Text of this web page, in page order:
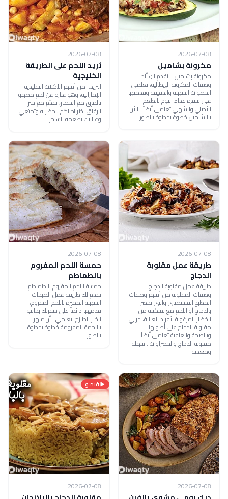
2026-07-08
مكرونة بشاميل
مكرونة بشاميل .. نقدم لكِ ألذ
وصفات المكرونة الإيطالية، تعلمي
الخطوات السهلة والدقيقة وقدميها
على سفرة غداء اليوم بالطعم
الأصلي والشهي تعلمي أيضاً: الأرز
بالبشاميل خطوة بخطوة بالصور
2026-07-08
ثريد اللحم على الطريقة
الخليجية
الثريد.. من أشهر الأكلات التقليدية
الإماراتية، وهو عبارة عن لحم مطهو
بالمرق مع الخضار، يقدّم مع خبز
الرقاق اخترناه لكم ، حضريه وتمتعي
وعائلتك بطعمه الساحر
2026-07-08
طريقة عمل مقلوبة
الدجاج
طريقة عمل مقلوبة الدجاج ...
وصفات المقلوبة من أشهر وصفات
المطبخ الفلسطيني والتي تحضر
بالدجاج أو اللحم مع تشكيلة من
الخضار المرغوبة لأفراد العائلة، جربي
مقلوبة الدجاج على أصولها ...
وبالصحة والعافية تعلمي أيضاً:
مقلوبة الدجاج والخضراوات.. سهلة
ومغذية
2026-07-08
حمسة اللحم المفروم
بالطماطم
حمسة اللحم المفروم بالطماطم ..
نقدم لك طريقة عمل الطبخات
السهلة المميزة باللحم المفروم،
قدميها دائماً على سفرتك بجانب
الخبز الطازج تعلمي: أرز مبهر
باللحمة المفرومة خطوة بخطوة
بالصور
2026-07-08
فيديو
2026-07-08